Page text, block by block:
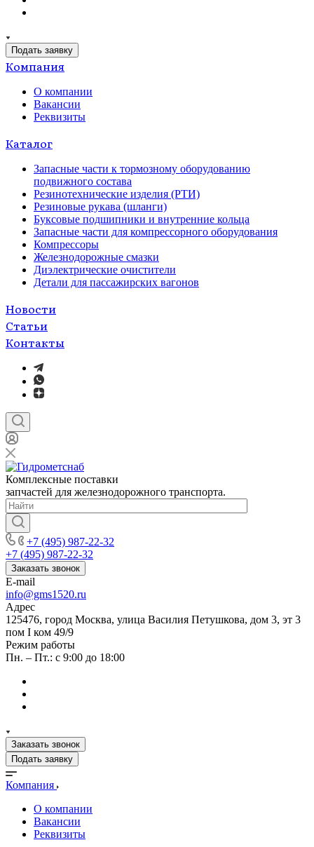
Подать заявку
Компания
О компании
Вакансии
Реквизиты
Каталог
Запасные части к тормозному оборудованию
подвижного состава
Резинотехнические изделия (РТИ)
Резиновые рукава (шланги)
Буксовые подшипники и внутренние кольца
Запасные части для компрессорного оборудования
Компрессоры
Железнодорожные смазки
Диэлектрические очистители
Детали для пассажирских вагонов
Новости
Статьи
Контакты
Комплексные поставки
запчастей для железнодорожного транспорта.
+7 (495) 987-22-32
+7 (495) 987-22-32
Заказать звонок
E-mail
info@gms1520.ru
Адрес
125476, город Москва, улица Василия Петушкова, дом 3, эт 3
пом I ком 49/9
Режим работы
Пн. – Пт.: с 9:00 до 18:00
Заказать звонок
Подать заявку
Компания
О компании
Вакансии
Реквизиты